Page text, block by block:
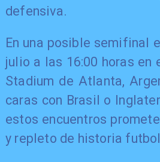
defensiva.
En una posible semifinal
julio a las 16:00 horas en
Stadium de Atlanta,
caras con Brasil o
estos encuentros
y repleto de historia